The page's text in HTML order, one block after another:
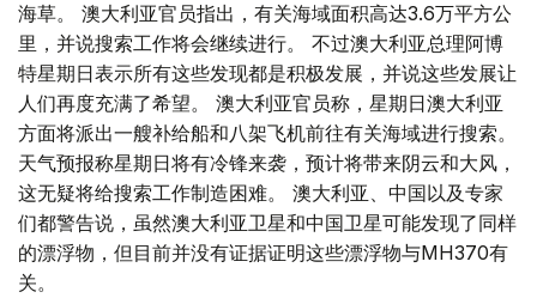
海草。 澳大利亚官员指出，有关海域面积高达3.6万平方公
里，并说搜索工作将会继续进行。 不过澳大利亚总理阿博
特星期日表示所有这些发现都是积极发展，并说这些发展让
人们再度充满了希望。 澳大利亚官员称，星期日澳大利亚
方面将派出一艘补给船和八架飞机前往有关海域进行搜索。
天气预报称星期日将有冷锋来袭，预计将带来阴云和大风，
这无疑将给搜索工作制造困难。 澳大利亚、中国以及专家
们都警告说，虽然澳大利亚卫星和中国卫星可能发现了同样
的漂浮物，但目前并没有证据证明这些漂浮物与MH370有
关。